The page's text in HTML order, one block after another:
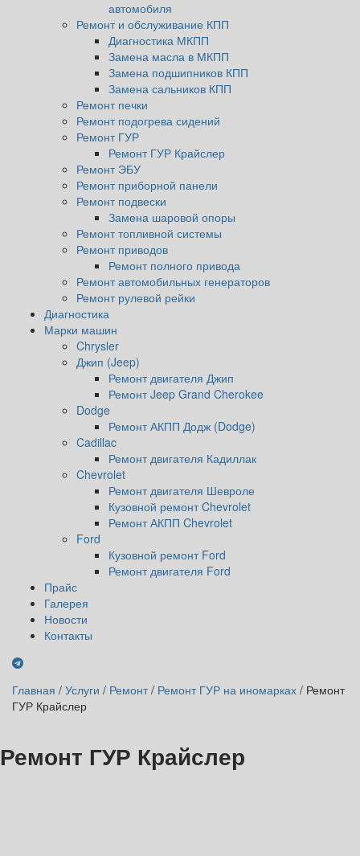
автомобиля
Ремонт и обслуживание КПП
Диагностика МКПП
Замена масла в МКПП
Замена подшипников КПП
Замена сальников КПП
Ремонт печки
Ремонт подогрева сидений
Ремонт ГУР
Ремонт ГУР Крайслер
Ремонт ЭБУ
Ремонт приборной панели
Ремонт подвески
Замена шаровой опоры
Ремонт топливной системы
Ремонт приводов
Ремонт полного привода
Ремонт автомобильных генераторов
Ремонт рулевой рейки
Диагностика
Марки машин
Chrysler
Джип (Jeep)
Ремонт двигателя Джип
Ремонт Jeep Grand Cherokee
Dodge
Ремонт АКПП Додж (Dodge)
Cadillac
Ремонт двигателя Кадиллак
Chevrolet
Ремонт двигателя Шевроле
Кузовной ремонт Chevrolet
Ремонт АКПП Chevrolet
Ford
Кузовной ремонт Ford
Ремонт двигателя Ford
Прайс
Галерея
Новости
Контакты
Главная / Услуги / Ремонт/ Ремонт ГУР на иномарках / Ремонт
ГУР Крайслер
Ремонт ГУР Крайслер